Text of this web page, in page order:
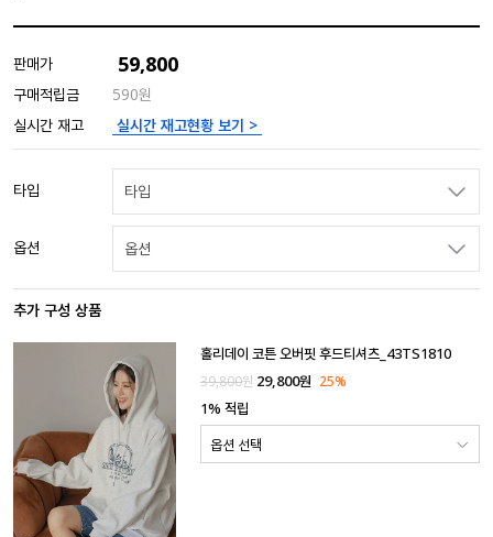
판매가 59,800
구매적립금
590원
실시간 재고
실시간 재고현황 보기 >
타입 타입
옵션 옵션
추가 구성 상품
홀리데이 코튼 오버핏 후드티셔츠_43TS1810
39,800원 29,800원 25%
1% 적립